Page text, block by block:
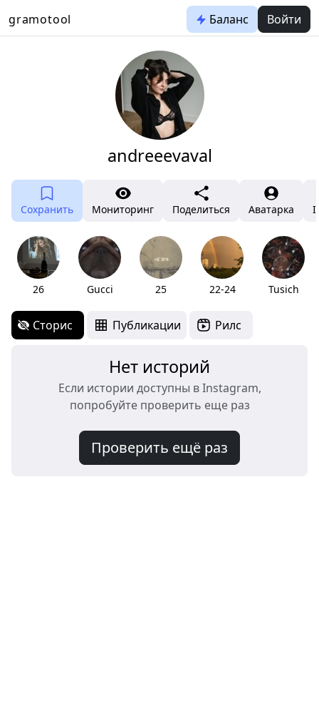
gramotool Баланс Войти
andreeevaval
Сохранить Мониторинг Поделиться Аватарка
26 Gucci 25 22-24 Tusich
Сторис Публикации Рилс
Нет историй
Если истории доступны в Instagram,
попробуйте проверить еще раз
Проверить ещё раз